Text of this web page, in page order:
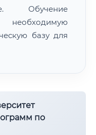
Обучение
базу для
по